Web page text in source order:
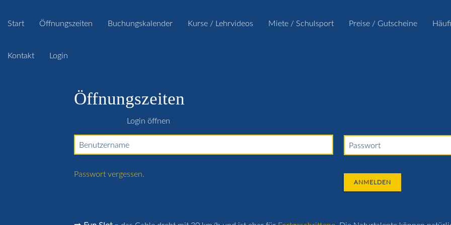
Start Öffnungszeiten Buchungskalender Kurse / Lehrvideos Miete / Schulsport Preise / Gutscheine
Kontakt Login
Öffnungszeiten
Login öffnen
Benutzername Passwort
Passwort vergessen.
ANMELDEN